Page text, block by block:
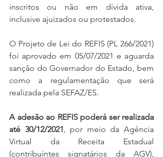
inscritos ou não em dívida ativa,
inclusive ajuizados ou protestados.
O Projeto de Lei do REFIS (PL 266/2021)
foi aprovado em 05/07/2021 e aguarda
sanção do Governador do Estado, bem
como a regulamentação que será
realizada pela SEFAZ/ES.
A adesão ao REFIS poderá ser realizada
até 30/12/2021, por meio da Agência
Virtual da Receita Estadual
(contribuintes signatários da AGV),